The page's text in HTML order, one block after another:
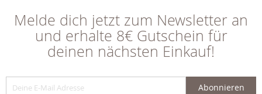
Melde dich jetzt zum Newsletter an
und erhalte 8€ Gutschein für
deinen nächsten Einkauf!
Abonnieren